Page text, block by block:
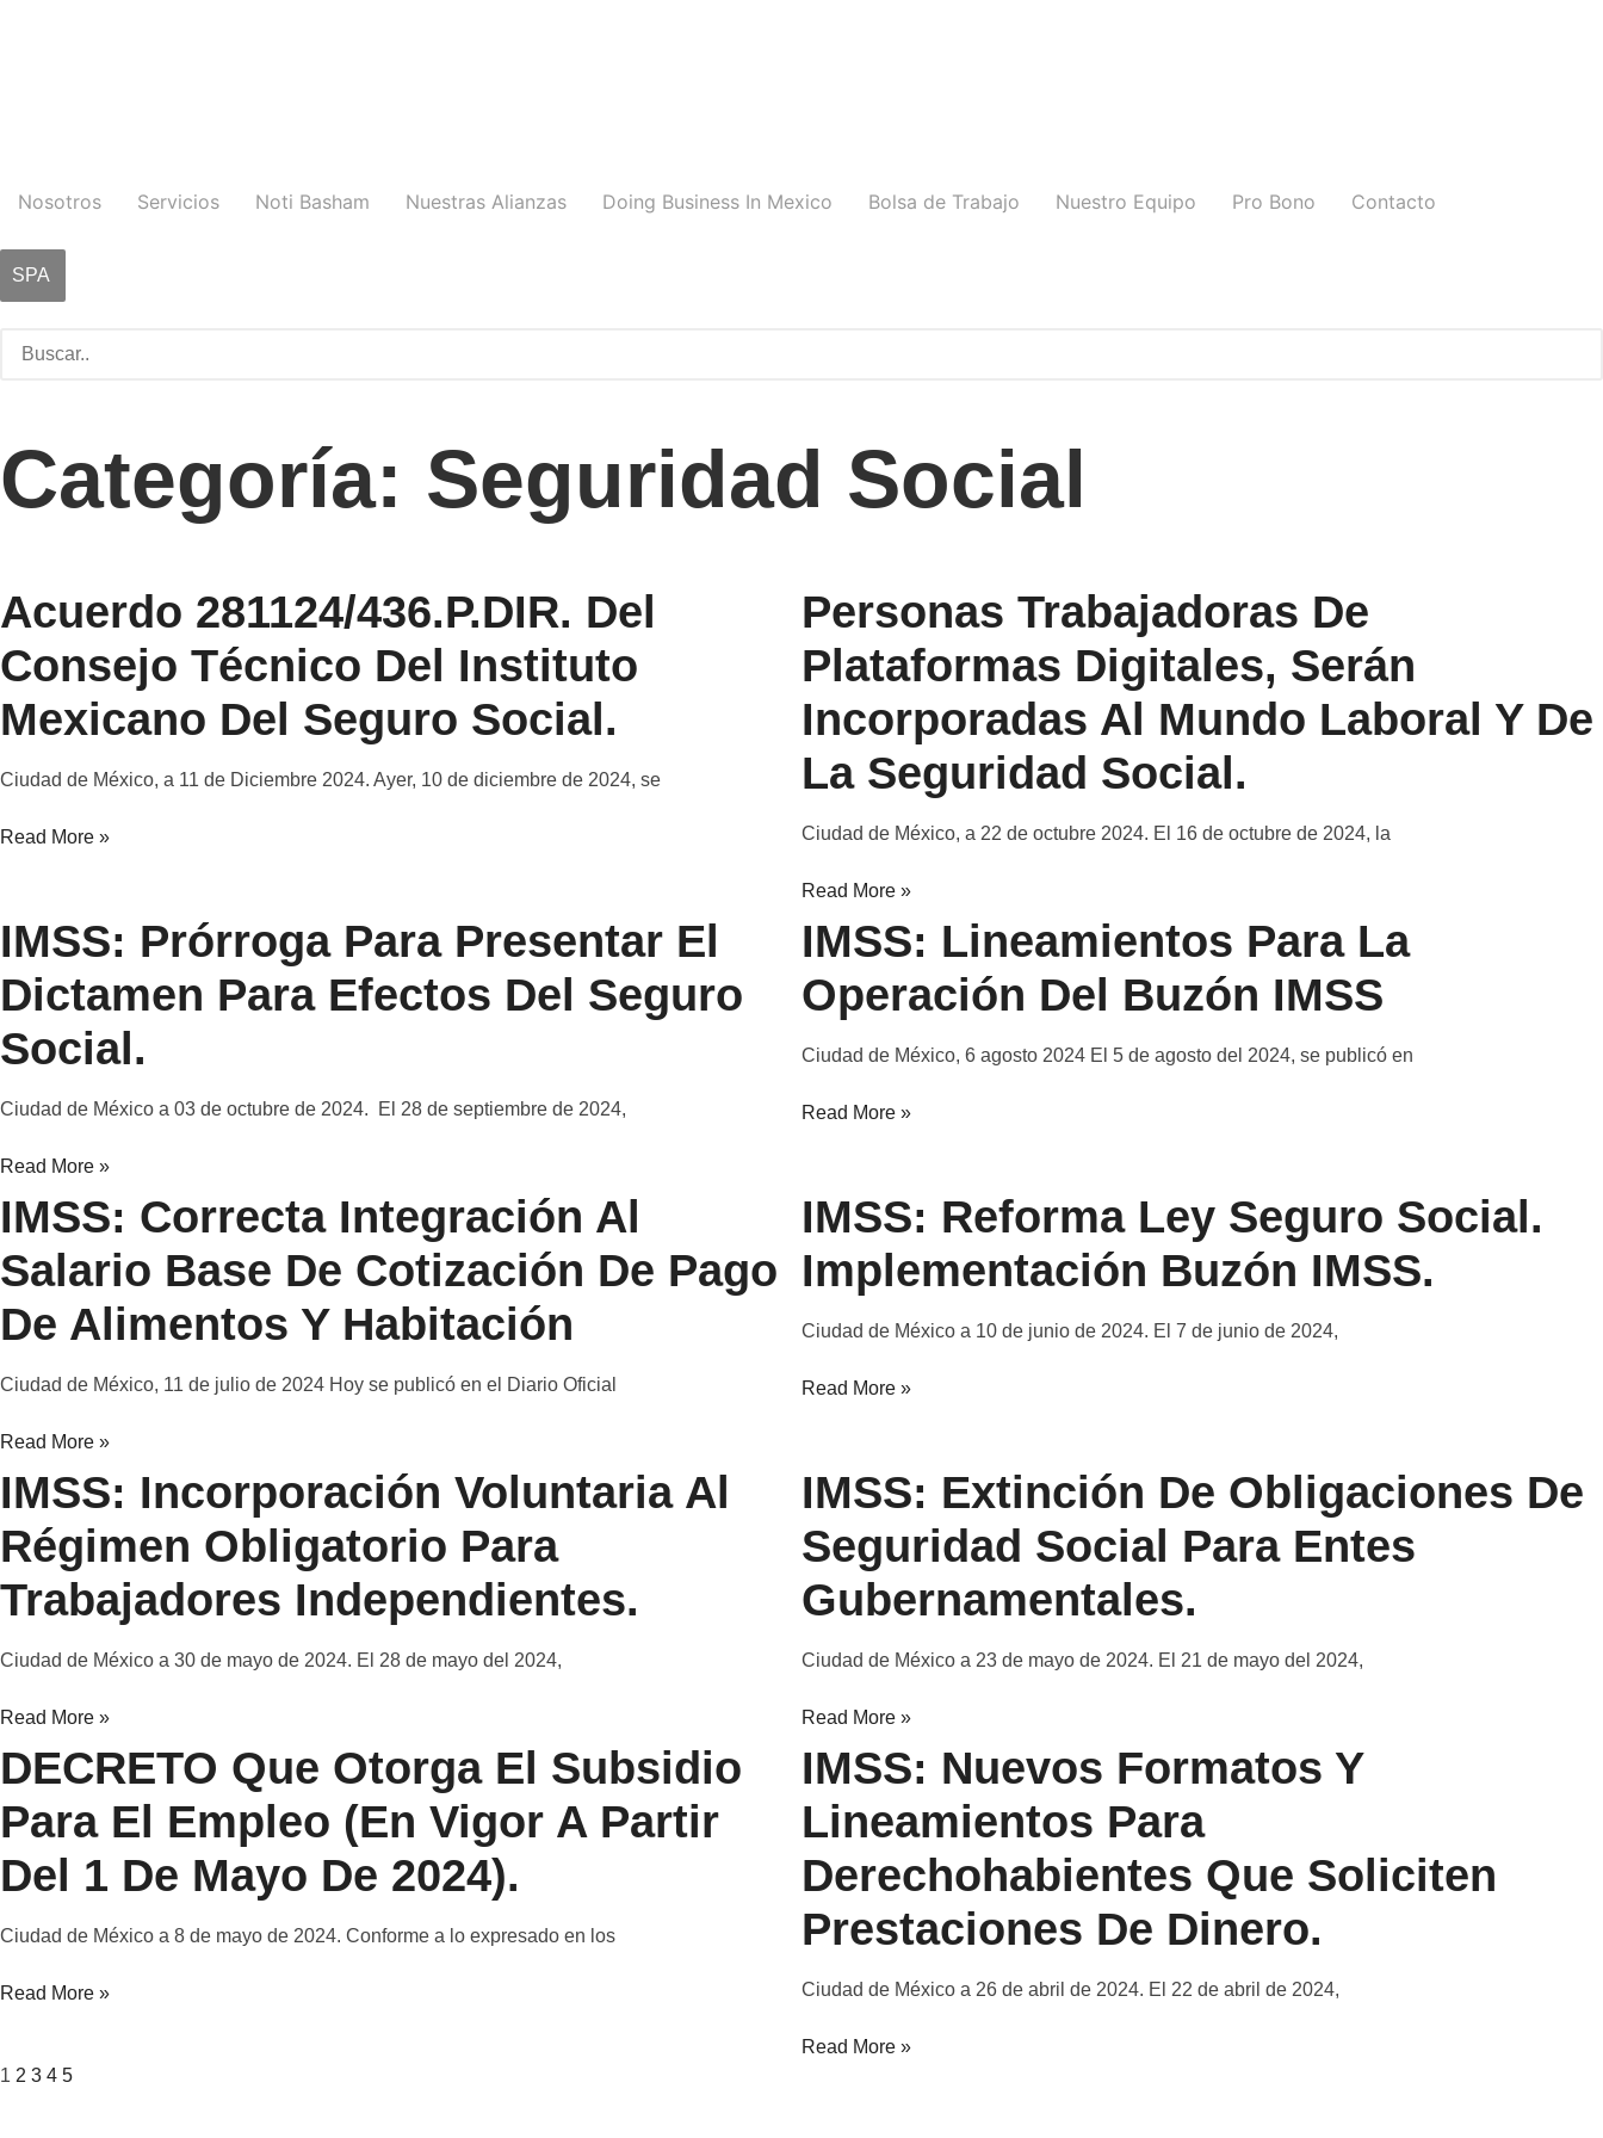
Nosotros Servicios Noti Basham Nuestras Alianzas Doing Business In Mexico Bolsa de Trabajo Nuestro Equipo Pro Bono Contacto
SPA
Categoría: Seguridad Social
Acuerdo 281124/436.P.DIR. Del
Consejo Técnico Del Instituto
Mexicano Del Seguro Social.
Ciudad de México, a 11 de Diciembre 2024. Ayer, 10 de diciembre de 2024, se
Read More »
Personas Trabajadoras De
Plataformas Digitales, Serán
Incorporadas Al Mundo Laboral Y De
La Seguridad Social.
Ciudad de México, a 22 de octubre 2024. El 16 de octubre de 2024, la
Read More »
IMSS: Prórroga Para Presentar El
Dictamen Para Efectos Del Seguro
Social.
Ciudad de México a 03 de octubre de 2024. El 28 de septiembre de 2024,
Read More »
IMSS: Lineamientos Para La
Operación Del Buzón IMSS
Ciudad de México, 6 agosto 2024 El 5 de agosto del 2024, se publicó en
Read More »
IMSS: Correcta Integración Al
Salario Base De Cotización De Pago
De Alimentos Y Habitación
Ciudad de México, 11 de julio de 2024 Hoy se publicó en el Diario Oficial
Read More »
IMSS: Reforma Ley Seguro Social.
Implementación Buzón IMSS.
Ciudad de México a 10 de junio de 2024. El 7 de junio de 2024,
Read More »
IMSS: Incorporación Voluntaria Al
Régimen Obligatorio Para
Trabajadores Independientes.
Ciudad de México a 30 de mayo de 2024. El 28 de mayo del 2024,
Read More »
IMSS: Extinción De Obligaciones De
Seguridad Social Para Entes
Gubernamentales.
Ciudad de México a 23 de mayo de 2024. El 21 de mayo del 2024,
Read More »
DECRETO Que Otorga El Subsidio
Para El Empleo (en Vigor A Partir
Del 1 De Mayo De 2024).
Ciudad de México a 8 de mayo de 2024. Conforme a lo expresado en los
Read More »
IMSS: Nuevos Formatos Y
Lineamientos Para
Derechohabientes Que Soliciten
Prestaciones De Dinero.
Ciudad de México a 26 de abril de 2024. El 22 de abril de 2024,
Read More »
1 2 3 4 5